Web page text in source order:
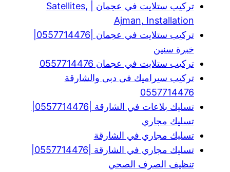
تركيب ستلايت في عجمان | Satellites,
Ajman, Installation
خبرة سنين
تركيب ستلايت في عجمان 0557714476
تركيب سيراميك فى دبى والشارقة
0557714476
تسليك مجاري
تسليك مجاري في الشارقة
تنظيف الصرف الصحي